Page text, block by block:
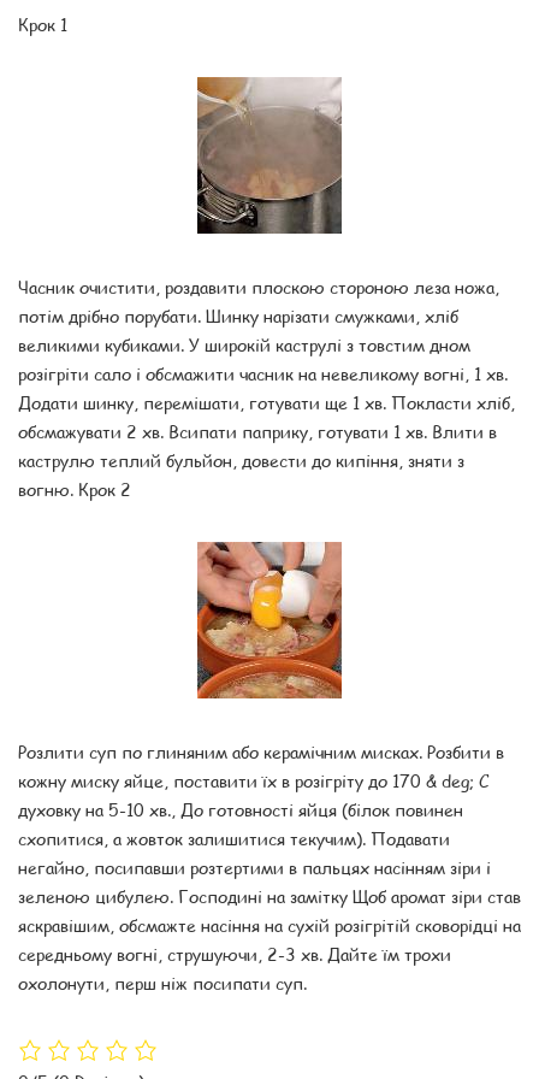
Крок 1
Часник очистити, роздавити плоскою стороною леза ножа,
потім дрібно порубати. Шинку нарізати смужками, хліб
великими кубиками. У широкій каструлі з товстим дном
розігріти сало і обсмажити часник на невеликому вогні, 1 хв.
Додати шинку, перемішати, готувати ще 1 хв. Покласти хліб,
обсмажувати 2 хв. Всипати паприку, готувати 1 хв. Влити в
каструлю теплий бульйон, довести до кипіння, зняти з
вогню. Крок 2
Розлити суп по глиняним або керамічним мисках. Розбити в
кожну миску яйце, поставити їх в розігріту до 170 & deg; C
духовку на 5-10 хв., До готовності яйця (білок повинен
схопитися, а жовток залишитися текучим). Подавати
негайно, посипавши розтертими в пальцях насінням зіри і
зеленою цибулею. Господині на замітку Щоб аромат зіри став
яскравішим, обсмажте насіння на сухій розігрітій сковорідці на
середньому вогні, струшуючи, 2-3 хв. Дайте їм трохи
охолонути, перш ніж посипати суп.